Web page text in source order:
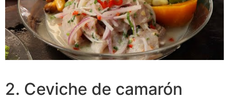
2. Ceviche de camarón